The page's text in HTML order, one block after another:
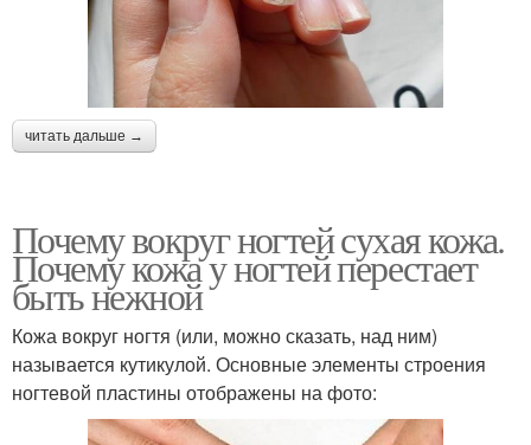
читать дальше →
Почему вокруг ногтей сухая кожа.
Почему кожа у ногтей перестает
быть нежной
Кожа вокруг ногтя (или, можно сказать, над ним)
называется кутикулой. Основные элементы строения
ногтевой пластины отображены на фото: